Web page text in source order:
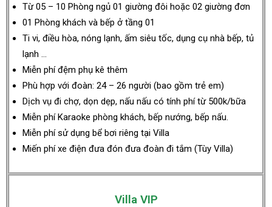
Từ 05 – 10 Phòng ngủ 01 giường đôi hoặc 02 giường đơn
01 Phòng khách và bếp ở tầng 01
Ti vi, điều hòa, nóng lạnh, ấm siêu tốc, dụng cụ nhà bếp, tủ
lạnh …
Miễn phí đệm phụ kê thêm
Phù hợp với đoàn: 24 – 26 người (bao gồm trẻ em)
Dịch vụ đi chợ, dọn dẹp, nấu nấu có tính phí từ 500k/bữa
Miễn phí Karaoke phòng khách, bếp nướng, bếp nấu.
Miễn phí sử dụng bể bơi riêng tại Villa
Miến phí xe điện đưa đón đưa đoàn đi tắm (Tùy Villa)
Villa VIP